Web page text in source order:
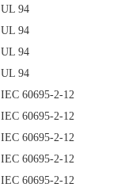
UL 94
UL 94
UL 94
UL 94
IEC 60695-2-12
IEC 60695-2-12
IEC 60695-2-12
IEC 60695-2-12
IEC 60695-2-12